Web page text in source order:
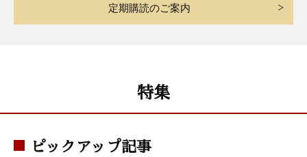
定期購読のご案内
特集
ピックアップ記事